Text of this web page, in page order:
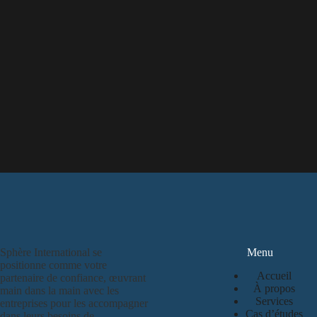
Sphère International se
positionne comme votre
partenaire de confiance, œuvrant
main dans la main avec les
entreprises pour les accompagner
Menu
Accueil
À propos
Services
Cas d’études